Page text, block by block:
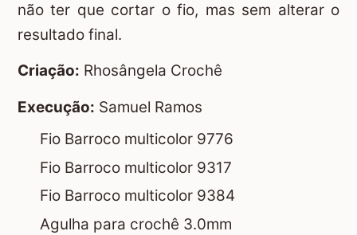
não ter que cortar o fio, mas sem alterar o
resultado final.
Criação: Rhosângela Crochê
Execução: Samuel Ramos
Fio Barroco multicolor 9776
Fio Barroco multicolor 9317
Fio Barroco multicolor 9384
Agulha para crochê 3.0mm